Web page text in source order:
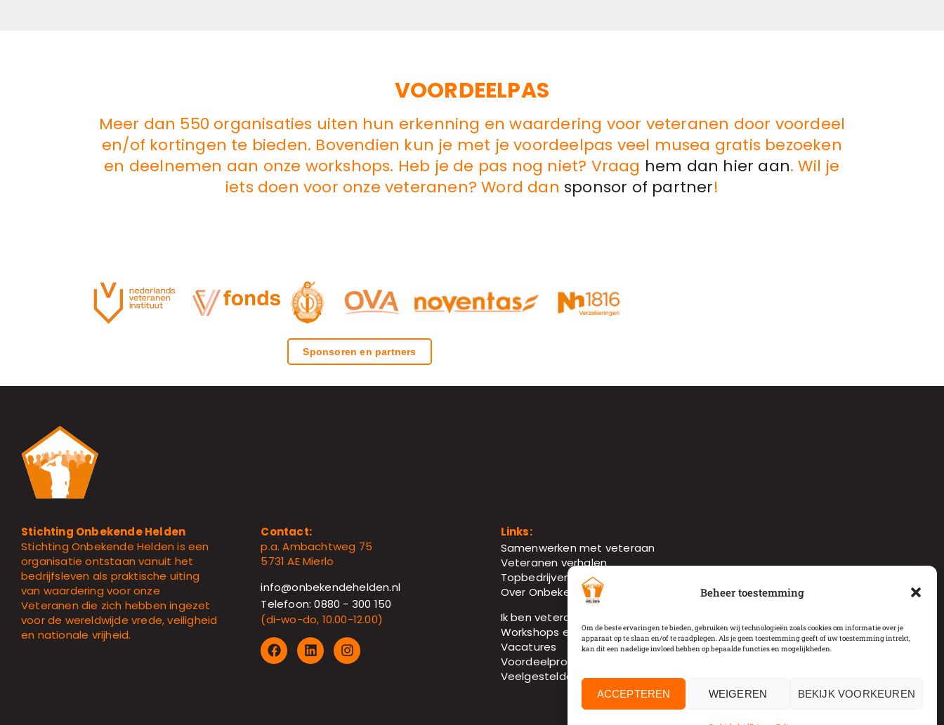
Beheer toestemming
Om de beste ervaringen te bieden, gebruiken wij technologieën zoals cookies om informatie over je
apparaat op te slaan en/of te raadplegen. Als je geen toestemming geeft of uw toestemming intrekt,
kan dit een nadelige invloed hebben op bepaalde functies en mogelijkheden.
ACCEPTEREN WEIGEREN BEKIJK VOORKEUREN
VOORDEELPAS
Meer dan 550 organisaties uiten hun erkenning en waardering voor veteranen door voordeel
en/of kortingen te bieden. Bovendien kun je met je voordeelpas veel musea gratis bezoeken
en deelnemen aan onze workshops. Heb je de pas nog niet? Vraag hem dan hier aan. Wil je
iets doen voor onze veteranen? Word dan sponsor of partner!
Sponsoren en partners
Stichting Onbekende Helden
Stichting Onbekende Helden is een
organisatie ontstaan vanuit het
bedrijfsleven als praktische uiting
van waardering voor onze
Veteranen die zich hebben ingezet
voor de wereldwijde vrede, veiligheid
en nationale vrijheid.
Contact:
p.a. Ambachtweg 75
5731 AE Mierlo
info@onbekendehelden.nl
Telefoon: 0880 - 300 150
(di-wo-do, 10.00-12.00)
Links:
Samenwerken met veteraan
Veteranen verhalen
Topbedrijven
Over Onbekende Helden
Ik ben veteraan
Workshops en coaching
Vacatures
Voordeelprogramma-pas
Veelgestelde vragen